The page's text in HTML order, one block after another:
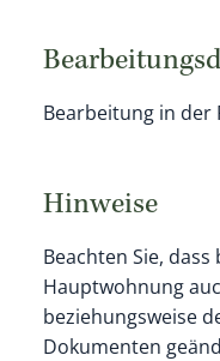
Bearbeitung in der
Hinweise
Beachten Sie,
Hauptwohnung
beziehungsweise
Dokumenten